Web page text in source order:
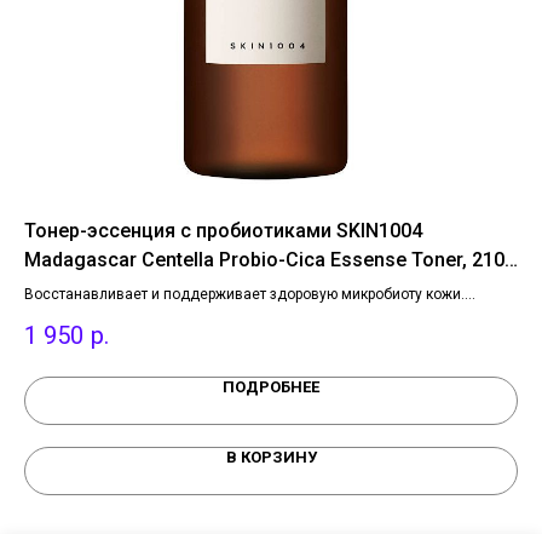
Тонер-эссенция с пробиотиками SKIN1004
Madagascar Centella Probio-Cica Essense Toner, 210
мл.
Восстанавливает и поддерживает здоровую микробиоту кожи.
Содержит CICA-комплекс, экстракт центеллы азиатской,
гиалуроновую кислоту и трегалозу.
1 950 р.
ПОДРОБНЕЕ
В КОРЗИНУ